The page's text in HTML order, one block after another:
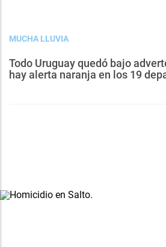
MUCHA LLUVIA
Todo Uruguay quedó bajo
hay alerta naranja en los 19